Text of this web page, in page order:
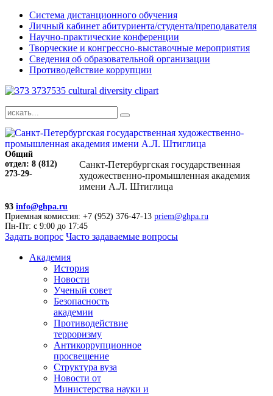
Система дистанционного обучения
Личный кабинет абитуриента/студента/преподавателя
Научно-практические конференции
Творческие и конгрессно-выставочные мероприятия
Сведения об образовательной организации
Противодействие коррупции
Санкт-Петербургская государственная
художественно-промышленная академия
имени А.Л. Штиглица
Общий
отдел: 8 (812)
273-29-
93 info@ghpa.ru
Приемная комиссия: +7 (952) 376-47-13 priem@ghpa.ru
Пн-Пт: с 9:00 до 17:45
Задать вопрос Часто задаваемые вопросы
Академия
История
Новости
Ученый совет
Безопасность
академии
Противодействие
терроризму
Антикоррупционное
просвещение
Структура вуза
Новости от
Министерства науки и